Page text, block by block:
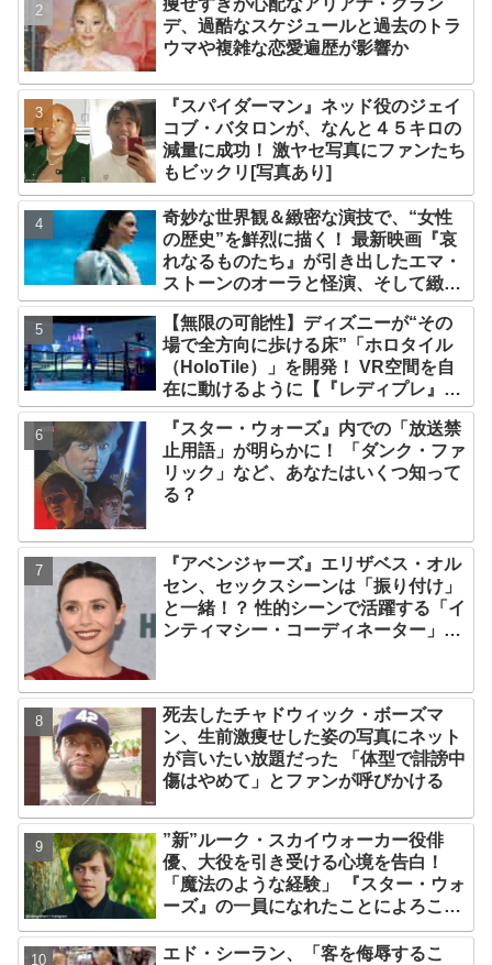
痩せすぎが心配なアリアナ・グラン
デ、過酷なスケジュールと過去のトラ
ウマや複雑な恋愛遍歴が影響か
『スパイダーマン』ネッド役のジェイ
コブ・バタロンが、なんと４５キロの
減量に成功！ 激ヤセ写真にファンたち
もビックリ[写真あり]
奇妙な世界観＆緻密な演技で、“女性
の歴史”を鮮烈に描く！ 最新映画『哀
れなるものたち』が引き出したエマ・
ストーンのオーラと怪演、そして緻密
すぎる演技力！ これは女性の“自由意
志”の物語［レビュー＆解説］
【無限の可能性】ディズニーが“その
場で全方向に歩ける床”「ホロタイル
（HoloTile）」を開発！ VR空間を自
在に動けるように【『レディプレ』実
現への大きな一歩？】
『スター・ウォーズ』内での「放送禁
止用語」が明らかに！ 「ダンク・ファ
リック」など、あなたはいくつ知って
る？
『アベンジャーズ』エリザベス・オル
セン、セックスシーンは「振り付け」
と一緒！？ 性的シーンで活躍する「イ
ンティマシー・コーディネーター」の
死去したチャドウィック・ボーズマ
ン、生前激痩せした姿の写真にネット
が言いたい放題だった 「体型で誹謗中
傷はやめて」とファンが呼びかける
”新”ルーク・スカイウォーカー役俳
優、大役を引き受ける心境を告白！
「魔法のような経験」 『スター・ウォ
ーズ』の一員になれたことによろこび
爆発
エド・シーラン、「客を侮辱するこ